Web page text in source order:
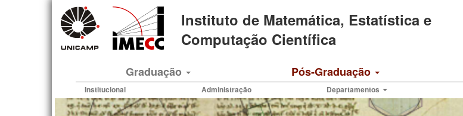
Instituto de Matemática, Estatística e
Computação Científica
Graduação Pós-Graduação
Institucional Administração Departamentos